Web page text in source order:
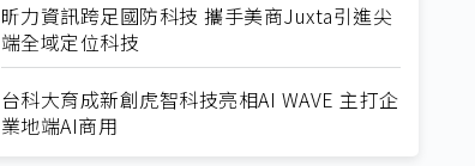
昕力資訊跨足國防科技 攜手美商Juxta引進尖
端全域定位科技
台科大育成新創虎智科技亮相AI WAVE 主打企
業地端AI商用